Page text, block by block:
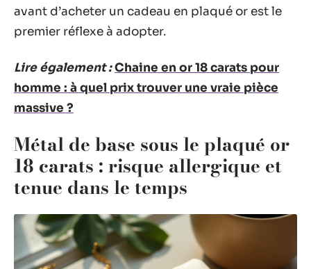
avant d’acheter un cadeau en plaqué or est le
premier réflexe à adopter.
Lire également :Chaine en or 18 carats pour
homme : à quel prix trouver une vraie pièce
massive ?
Métal de base sous le plaqué or
18 carats : risque allergique et
tenue dans le temps